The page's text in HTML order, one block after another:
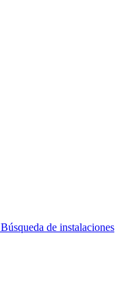
Búsqueda de instalaciones